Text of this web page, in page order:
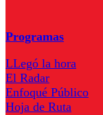
Programas
LLegó la hora
El Radar
Enfoqué Público
Hoja de Ruta